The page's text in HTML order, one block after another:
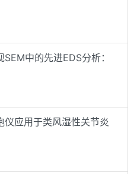
中的先进EDS分析：
应用于类风湿性关节炎